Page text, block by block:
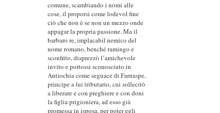
comune, scambiando i nomi alle
cose, il proporsi come lodevol fine
ciò che non è se non un mezzo onde
appagar la propria passione. Ma il
barbaro re, implacabil nemico del
nome romano, benché ramingo e
sconfitto, disprezzò l’amichevole
invito e portossi sconosciuto in
Antiochia come seguace di Farnaspe,
principe a lui tributario, cui sollecitò
a liberare e con preghiere e con doni
la figlia prigioniera, ad esso già
promessa in isposa, per poter egli